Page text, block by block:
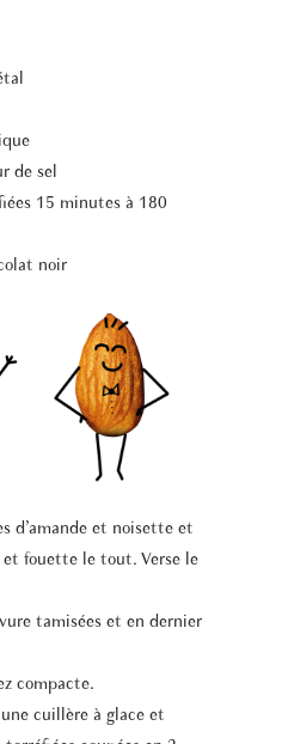
de sel
15 minutes à 180
noir
d’amande et noisette et
et fouette le tout. Verse le
tamisées et en dernier
compacte.
cuillère à glace et